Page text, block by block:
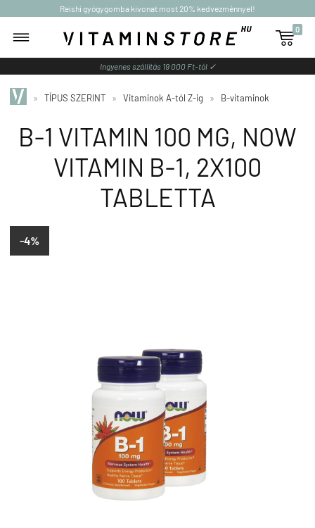
Reishi gyógygomba kivonat most 20% kedvezménnyel!

0
Ingyenes szállítás 19 000 Ft-tól ✓
» TÍPUS SZERINT » Vitaminok A-tól Z-ig » B-vitaminok
B-1 VITAMIN 100 MG, NOW
VITAMIN B-1, 2X100
TABLETTA
-4%